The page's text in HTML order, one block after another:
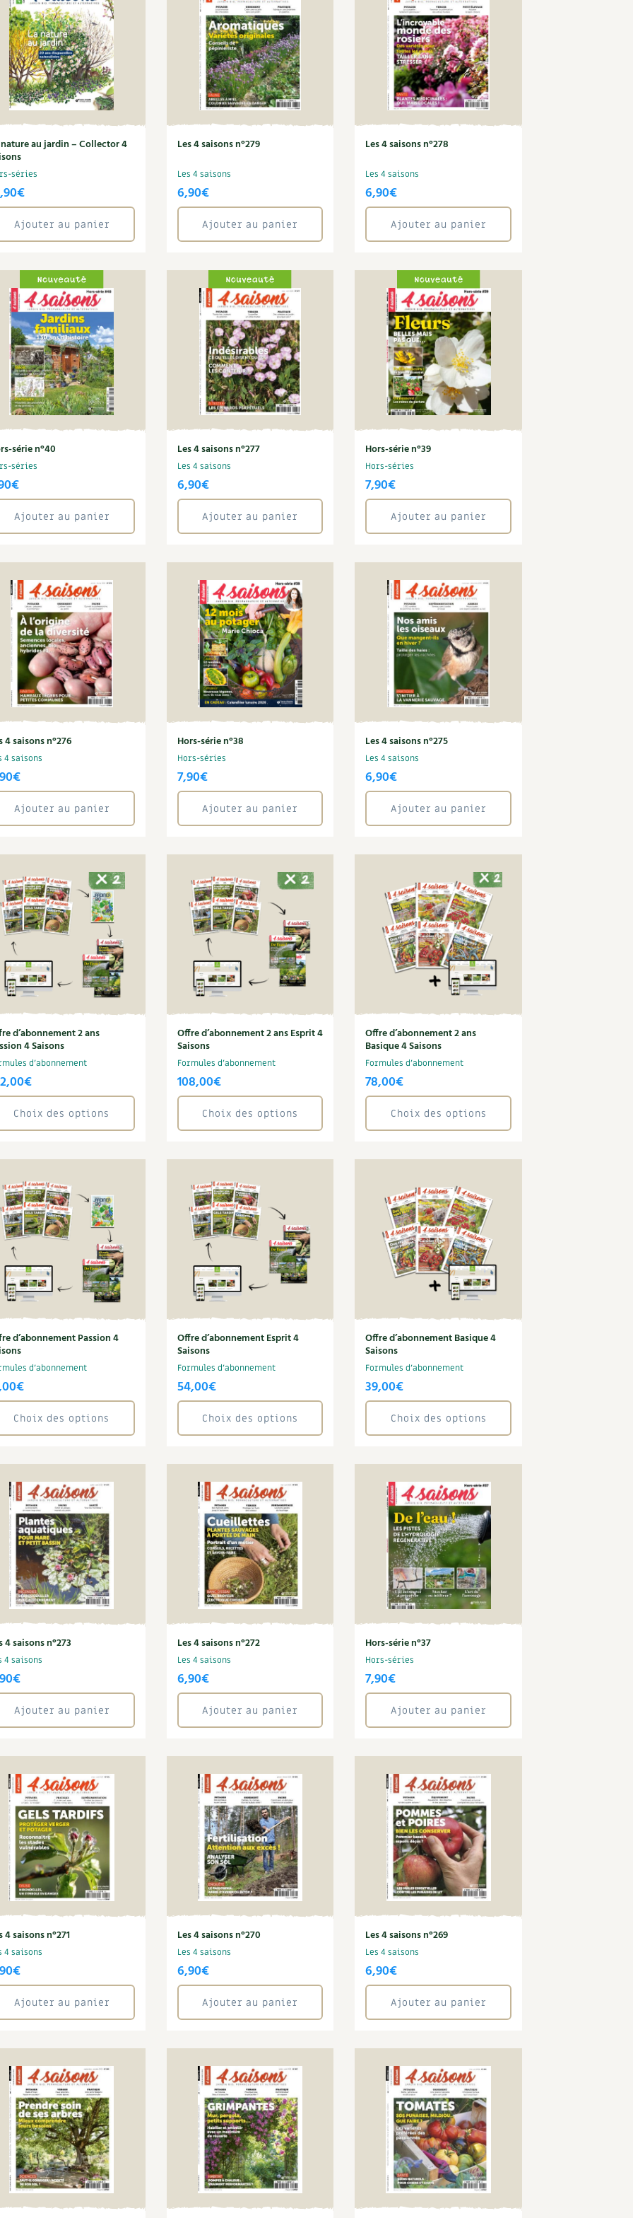
Société, engagement Feuilleter le catalogue
et gros oeuvre
écologiques
de l’eau
de la maison
Actions pour la planète
Conseils vidéo des4 saisons
Secrets d’abonné
Tous au jardin ! avec Pascal
La vie secrète du jardin
au jardin – Collector 4
séries
€
Ajouter au panier
Les 4 saisons n°279
Les 4 saisons
6,90€
Ajouter au panier
Les 4 saisons n°278
Les 4 saisons
6,90€
Ajouter au panier
série n°40
séries
€
Ajouter au panier
Les 4 saisons n°277
Les 4 saisons
6,90€
Ajouter au panier
Hors-série n°39
Hors-séries
7,90€
Ajouter au panier
4 saisons n°276
4 saisons
€
Ajouter au panier
Hors-série n°38
Hors-séries
7,90€
Ajouter au panier
Les 4 saisons n°275
Les 4 saisons
6,90€
Ajouter au panier
d’abonnement 2 ans
4 Saisons
d'abonnement
€
Choix des options
Offre d’abonnement 2 ans Esprit 4
Saisons
Formules d'abonnement
108,00€
Choix des options
Offre d’abonnement 2 ans
Basique 4 Saisons
Formules d'abonnement
78,00€
Choix des options
d’abonnement Passion 4
d'abonnement
€
Choix des options
Offre d’abonnement Esprit 4
Saisons
Formules d'abonnement
54,00€
Choix des options
Offre d’abonnement Basique 4
Saisons
Formules d'abonnement
39,00€
Choix des options
4 saisons n°273
4 saisons
€
Ajouter au panier
Les 4 saisons n°272
Les 4 saisons
6,90€
Ajouter au panier
Hors-série n°37
Hors-séries
7,90€
Ajouter au panier
4 saisons n°271
4 saisons
€
Ajouter au panier
Les 4 saisons n°270
Les 4 saisons
6,90€
Ajouter au panier
Les 4 saisons n°269
Les 4 saisons
6,90€
Ajouter au panier